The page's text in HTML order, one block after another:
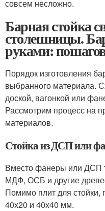
совсем несложно.
Барная стойка
столешницы.
руками:
Порядок изготовления
выбранного материала.
доской, вагонкой или
Рассмотрим процесс на
материалов.
Стойка из ДСП или
Вместо фанеры или ДСП
МДФ, ОСБ и другие
Помимо плит для стойки,
40х20 и 40х40 мм.